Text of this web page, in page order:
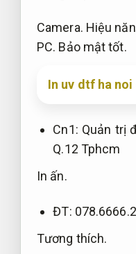
Camera. Hiệu
PC. Bảo mật tốt.
In uv dtf ha noi
Cn1: Quản trị
Q.12 Tphcm
In ấn.
ĐT:
Tương thích.